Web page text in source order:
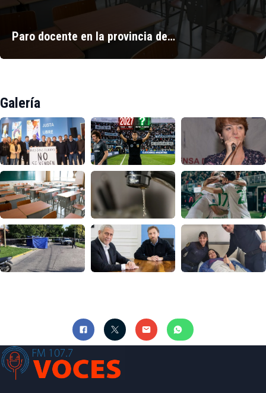
Paro docente en la provincia de…
Galería